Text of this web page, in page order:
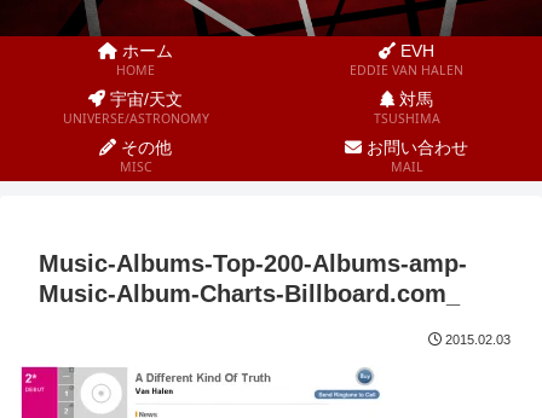
ホーム
HOME
EVH
EDDIE VAN HALEN
宇宙/天文
UNIVERSE/ASTRONOMY
対馬
TSUSHIMA
その他
MISC
お問い合わせ
MAIL
Music-Albums-Top-200-Albums-amp-
Music-Album-Charts-Billboard.com_
2015.02.03